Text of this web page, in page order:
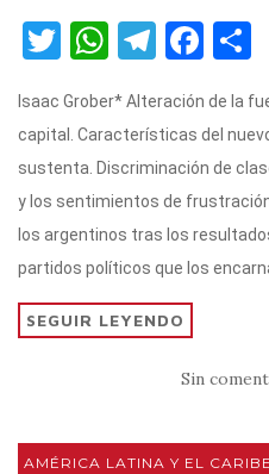
T
it
te
r
W
at
s
A
p
p
T
e
gr
a
m
F
c
e
b
o
o r
Isaac Grober* Alteración de la
capital. Características del
sustenta. Discriminación de
y los sentimientos de
los argentinos tras los
partidos políticos que los
SEGUIR LEYENDO
Sin
AMÉRICA LATINA Y EL CARIBE